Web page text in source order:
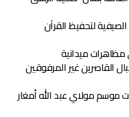
الصيفية لتحفيظ القرآن
القاصرين غير المرفوقين
موسم مولاي عبد الله أمغار